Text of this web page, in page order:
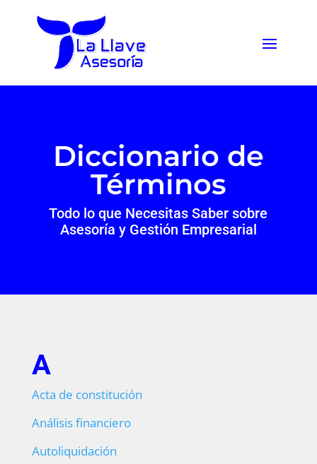
Diccionario de
Términos
Todo lo que Necesitas Saber sobre
Asesoría y Gestión Empresarial
A
Acta de constitución
Análisis financiero
Autoliquidación